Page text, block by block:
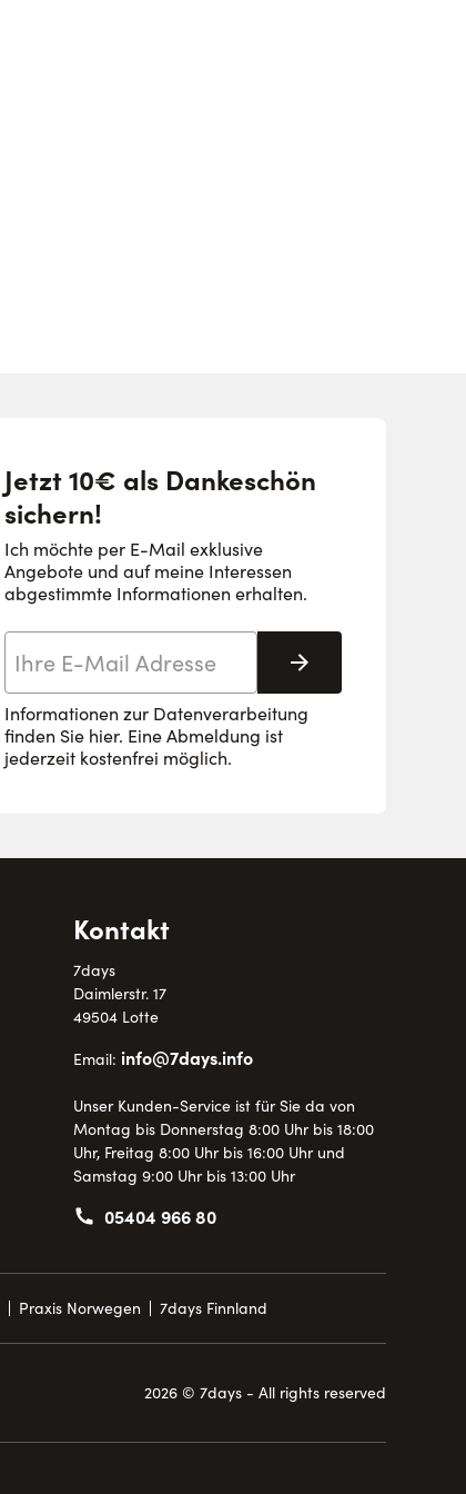
Jetzt 10€ als Dankeschön
sichern!
Ich möchte per E-Mail exklusive
Angebote und auf meine Interessen
abgestimmte Informationen erhalten.
Abonnieren
Informationen zur Datenverarbeitung
finden Sie hier. Eine Abmeldung ist
jederzeit kostenfrei möglich.
Kontakt
7days
Daimlerstr. 17
49504 Lotte
Email: info@7days.info
Unser Kunden-Service ist für Sie da von
Montag bis Donnerstag 8:00 Uhr bis 18:00
Uhr, Freitag 8:00 Uhr bis 16:00 Uhr und
Samstag 9:00 Uhr bis 13:00 Uhr
05404 966 80
Praxis Norwegen 7days Finnland
2026 © 7days - All rights reserved